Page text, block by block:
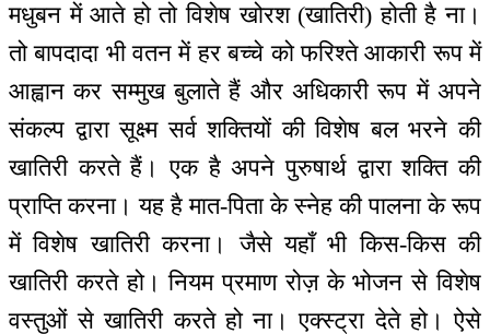
मधुबन में आते हो तो विशेष खोरश (खातिरी) होती है ना।
तो बापदादा भी वतन में हर बच्चे को फरिश्ते आकारी रूप में
आह्वान कर सम्मुख बुलाते हैं और अधिकारी रूप में अपने
संकल्प द्वारा सूक्ष्म सर्व शक्तियों की विशेष बल भरने की
खातिरी करते हैं। एक है अपने पुरुषार्थ द्वारा शक्ति की
प्राप्ति करना। यह है मात-पिता के स्नेह की पालना के रूप
में विशेष खातिरी करना। जैसे यहाँ भी किस-किस की
खातिरी करते हो। नियम प्रमाण रोज़ के भोजन से विशेष
वस्तुओं से खातिरी करते हो ना। एक्स्ट्रा देते हो। ऐसे